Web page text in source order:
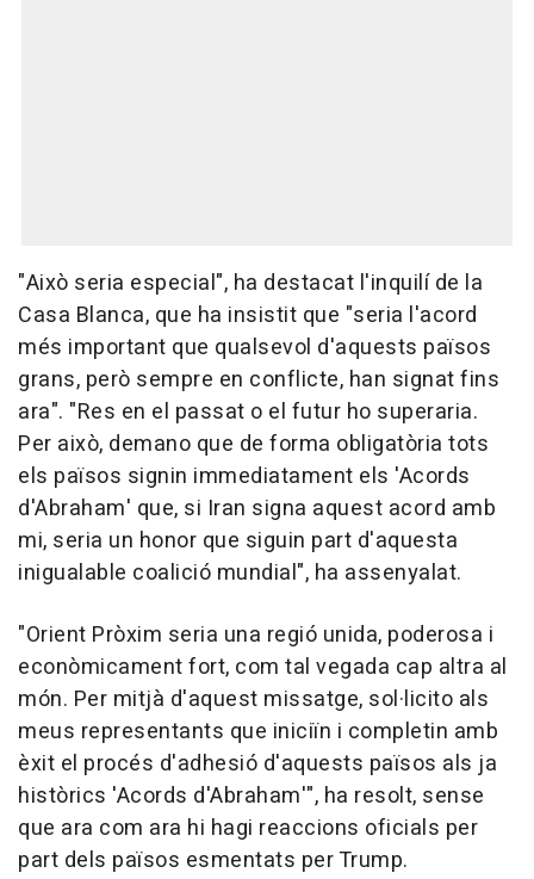
"Això seria especial", ha destacat l'inquilí de la
Casa Blanca, que ha insistit que "seria l'acord
més important que qualsevol d'aquests països
grans, però sempre en conflicte, han signat fins
ara". "Res en el passat o el futur ho superaria.
Per això, demano que de forma obligatòria tots
els països signin immediatament els 'Acords
d'Abraham' que, si Iran signa aquest acord amb
mi, seria un honor que siguin part d'aquesta
inigualable coalició mundial", ha assenyalat.
"Orient Pròxim seria una regió unida, poderosa i
econòmicament fort, com tal vegada cap altra al
món. Per mitjà d'aquest missatge, sol·licito als
meus representants que iniciïn i completin amb
èxit el procés d'adhesió d'aquests països als ja
històrics 'Acords d'Abraham'", ha resolt, sense
que ara com ara hi hagi reaccions oficials per
part dels països esmentats per Trump.